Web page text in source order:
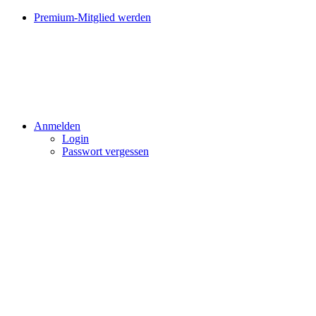
Premium-Mitglied werden
Anmelden
Login
Passwort vergessen